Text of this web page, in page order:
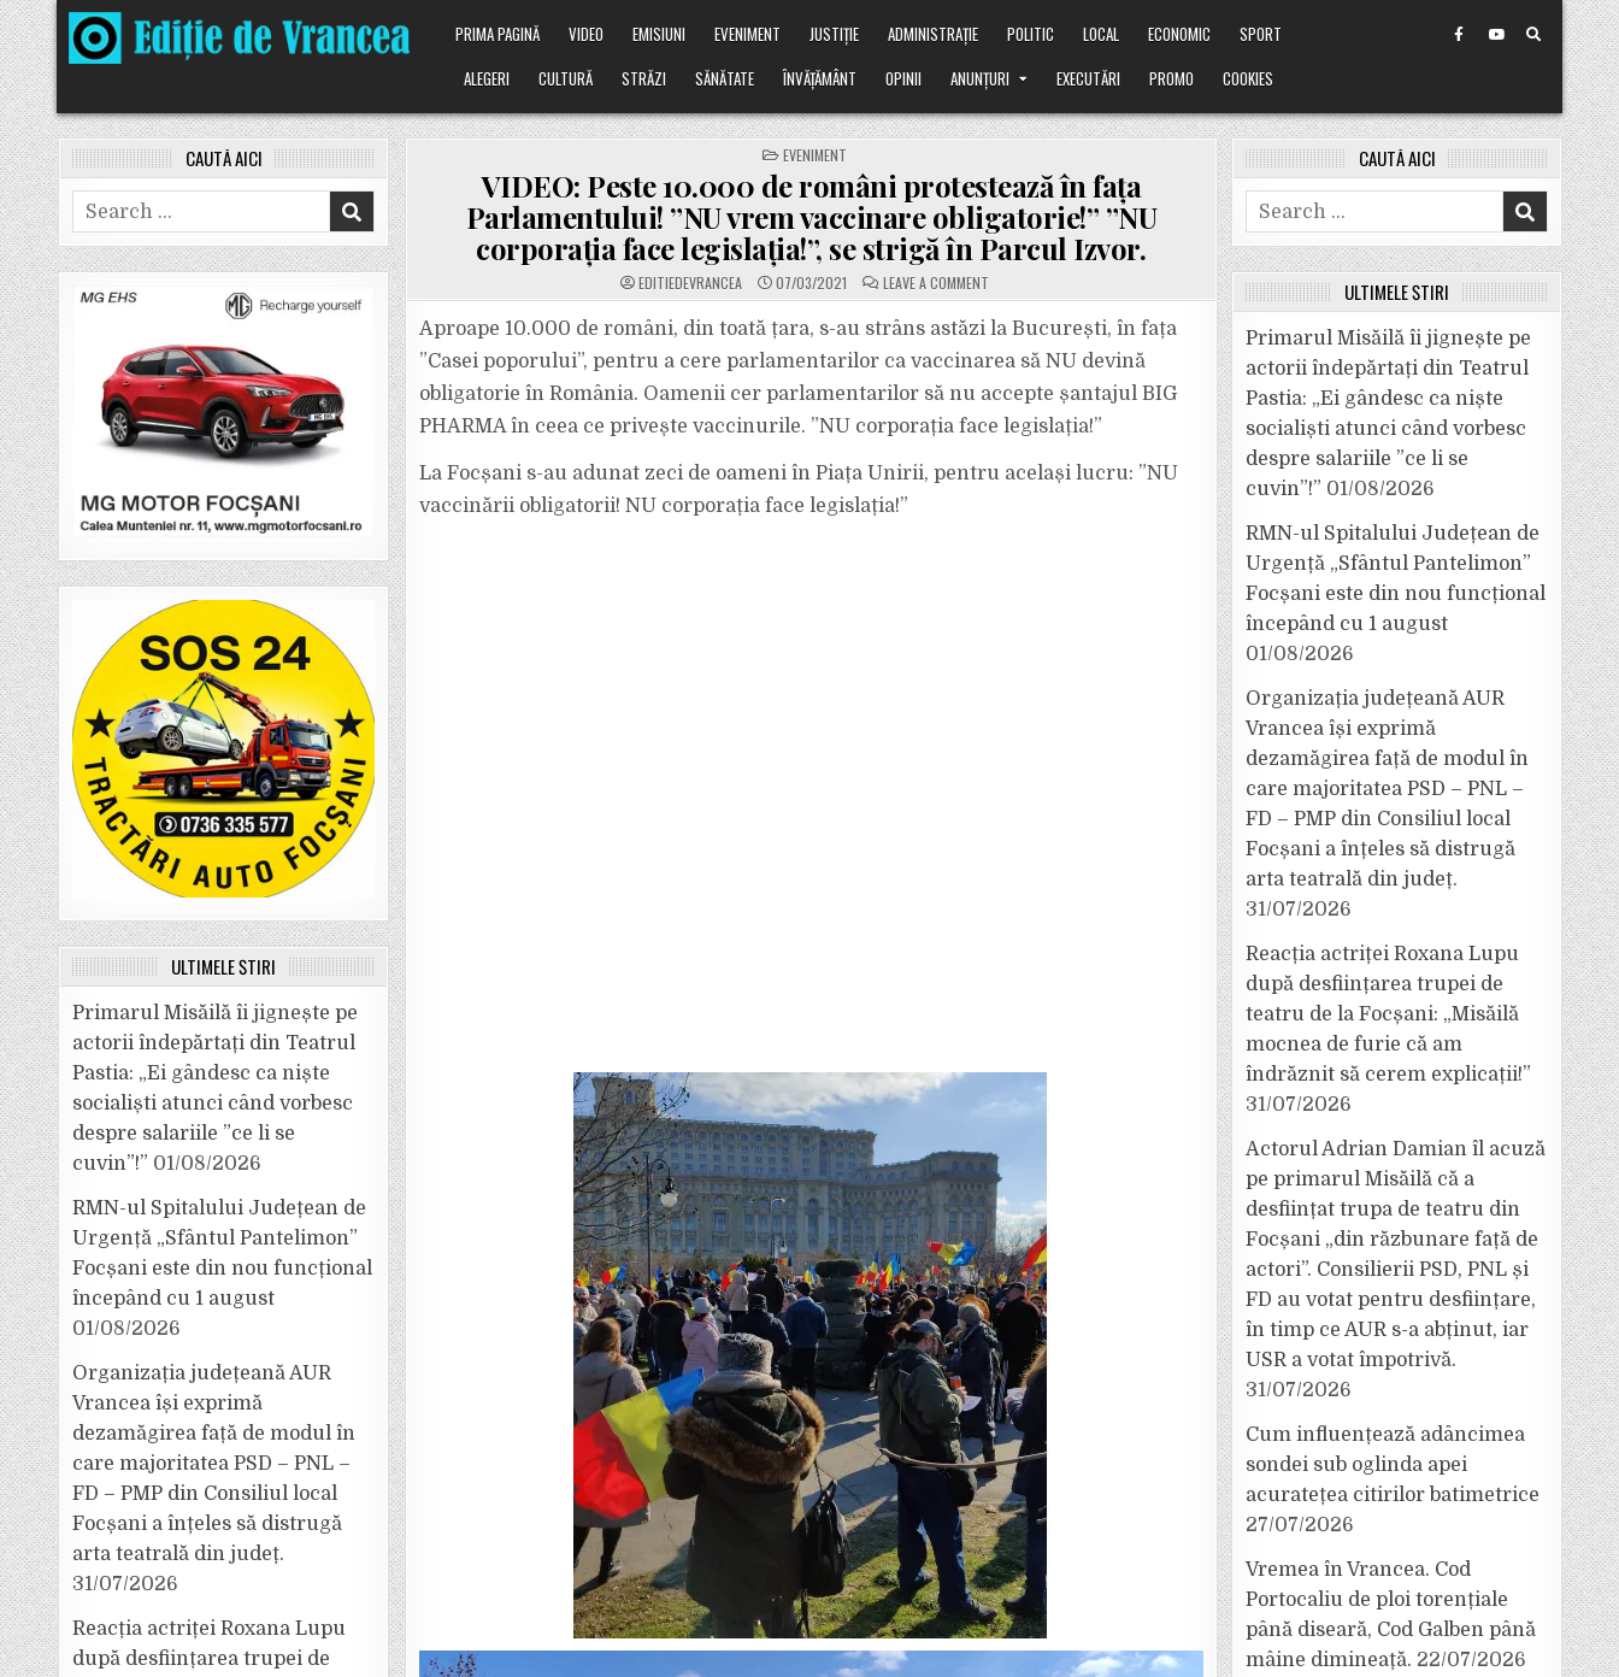
Skip
to
content
PRIMA PAGINĂ VIDEO EMISIUNI EVENIMENT JUSTIȚIE ADMINISTRAȚIE POLITIC LOCAL ECONOMIC
SPORT
ALEGERI
CULTURĂ STRĂZI SĂNĂTATE ÎNVĂȚĂMÂNT OPINII ANUNȚURI EXECUTĂRI PROMO COOKIES
POSTED
IN
EVENIMENT
VIDEO: Peste 10.000 de români protestează în fața
Parlamentului! ”NU vrem vaccinare obligatorie!” ”NU
corporația face legislația!”, se strigă în Parcul Izvor.
EDITIEDEVRANCEA 07/03/2021 LEAVE A COMMENT
VIDEO:
10.000
DE
ROMÂNI
PROTESTEAZĂ
FAȚA
PARLAMENTULUI!
”NU
OBLIGATORIE!”
”NU
Aproape 10.000 de români, din toată țara, s-au strâns astăzi la București, în fața
”Casei poporului”, pentru a cere parlamentarilor ca vaccinarea să NU devină
obligatorie în România. Oamenii cer parlamentarilor să nu accepte șantajul BIG
PHARMA în ceea ce privește vaccinurile. ”NU corporația face legislația!”
La Focșani s-au adunat zeci de oameni în Piața Unirii, pentru același lucru: ”NU
vaccinării obligatorii! NU corporația face legislația!”
CAUTĂ AICI
Search
for:
ULTIMELE ȘTIRI
Primarul Misăilă îi jignește pe
actorii îndepărtați din Teatrul
Pastia: „Ei gândesc ca niște
socialiști atunci când vorbesc
despre salariile ”ce li se
cuvin”!” 01/08/2026
RMN-ul Spitalului Județean de
Urgență „Sfântul Pantelimon”
Focșani este din nou funcțional
începând cu 1 august
01/08/2026
Organizația județeană AUR
Vrancea își exprimă
dezamăgirea față de modul în
care majoritatea PSD – PNL –
FD – PMP din Consiliul local
Focșani a înțeles să distrugă
arta teatrală din județ.
31/07/2026
Reacția actriței Roxana Lupu
după desființarea trupei de
CAUTĂ AICI
Search
for:
ULTIMELE ȘTIRI
Primarul Misăilă îi jignește pe
actorii îndepărtați din Teatrul
Pastia: „Ei gândesc ca niște
socialiști atunci când vorbesc
despre salariile ”ce li se
cuvin”!” 01/08/2026
RMN-ul Spitalului Județean de
Urgență „Sfântul Pantelimon”
Focșani este din nou funcțional
începând cu 1 august
01/08/2026
Organizația județeană AUR
Vrancea își exprimă
dezamăgirea față de modul în
care majoritatea PSD – PNL –
FD – PMP din Consiliul local
Focșani a înțeles să distrugă
arta teatrală din județ.
31/07/2026
Reacția actriței Roxana Lupu
după desființarea trupei de
teatru de la Focșani: „Misăilă
mocnea de furie că am
îndrăznit să cerem explicații!”
31/07/2026
Actorul Adrian Damian îl acuză
pe primarul Misăilă că a
desființat trupa de teatru din
Focșani „din răzbunare față de
actori”. Consilierii PSD, PNL și
FD au votat pentru desființare,
în timp ce AUR s-a abținut, iar
USR a votat împotrivă.
31/07/2026
Cum influențează adâncimea
sondei sub oglinda apei
acuratețea citirilor batimetrice
27/07/2026
Vremea în Vrancea. Cod
Portocaliu de ploi torențiale
până diseară, Cod Galben până
mâine dimineață. 22/07/2026